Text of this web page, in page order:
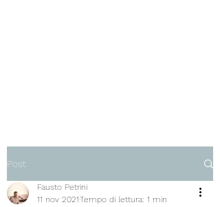
Post
Fausto Petrini
11 nov 2021Tempo di lettura: 1 min